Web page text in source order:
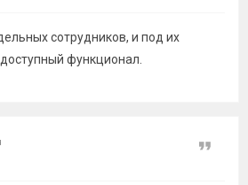
сотрудников, и под их
функционал.
Цитата